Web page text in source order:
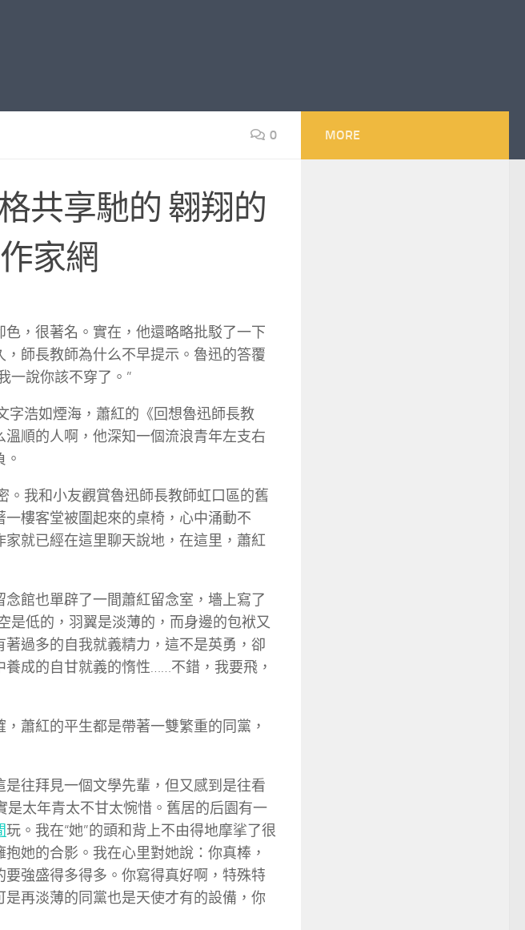
0
共享馳的 翱翔的
家網
，很著名。實在，他還略略批駁了一下
師長教師為什么不早提示。魯迅的答覆
一說你該不穿了。”
浩如煙海，蕭紅的《回想魯迅師長教
順的人啊，他深知一個流浪青年左支右
。我和小友觀賞魯迅師長教師虹口區的舊
樓客堂被圍起來的桌椅，心中涌動不
就已經在這里聊天說地，在這里，蕭紅
館也單辟了一間蕭紅留念室，墻上寫了
是低的，羽翼是淡薄的，而身邊的包袱又
過多的自我就義精力，這不是英勇，卻
成的自甘就義的惰性……不錯，我要飛，
蕭紅的平生都是帶著一雙繁重的同黨，
往拜見一個文學先輩，但又感到是往看
太年青太不甘太惋惜。舊居的后園有一
玩。我在“她”的頭和背上不由得地摩挲了很
她的合影。我在心里對她說：你真棒，
強盛得多得多。你寫得真好啊，特殊特
是再淡薄的同黨也是天使才有的設備，你
MORE